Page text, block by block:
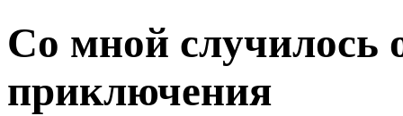
Со мной случилось
приключения